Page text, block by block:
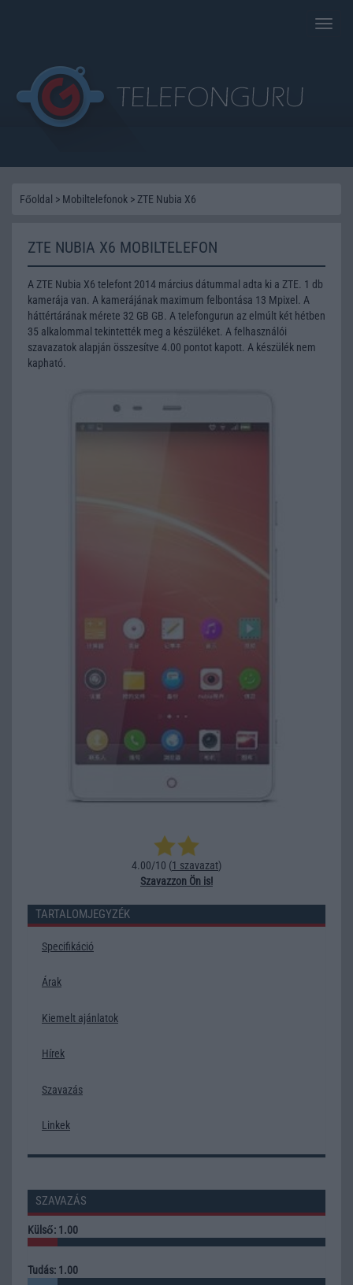
Toggle
Főoldal > Mobiltelefonok > ZTE Nubia X6
ZTE NUBIA X6 MOBILTELEFON
A ZTE Nubia X6 telefont 2014 március dátummal adta ki a ZTE. 1 db
kamerája van. A kamerájának maximum felbontása 13 Mpixel. A
háttértárának mérete 32 GB GB. A telefongurun az elmúlt két hétben
35 alkalommal tekintették meg a készüléket. A felhasználói
szavazatok alapján összesítve 4.00 pontot kapott. A készülék nem
kapható.
4.00/10 (1 szavazat)
Szavazzon Ön is!
TARTALOMJEGYZÉK
Specifikáció
Árak
Kiemelt ajánlatok
Hírek
Szavazás
Linkek
SZAVAZÁS
Külső: 1.00
Tudás: 1.00